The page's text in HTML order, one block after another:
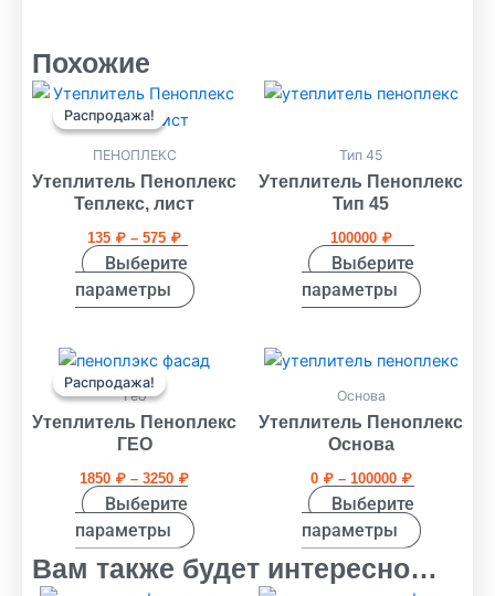
Похожие
Распродажа!
Распродажа!
ПЕНОПЛЕКС
Утеплитель Пеноплекс
Теплекс, лист
135 ₽ – 575 ₽
Диапазон
135 ₽
Выберите
параметры
Этот
товар
имеет
несколько
вариаций.
можно
выбрать
на
товара.
Тип 45
Утеплитель Пеноплекс
Тип 45
100000 ₽
Выберите
параметры
Этот
имеет
несколько
вариаций.
можно
выбрать
на
товара.
Распродажа!
Распродажа!
Гео
Утеплитель Пеноплекс
ГЕО
1850 ₽ – 3250 ₽
Диапазон
цен:
3250 ₽
Выберите
параметры
Этот
товар
имеет
несколько
Опции
можно
выбрать
на
Основа
Утеплитель Пеноплекс
Основа
0 ₽ – 100000 ₽
Диапазон
100000 ₽
Выберите
параметры
Этот
имеет
несколько
Опции
можно
выбрать
на
Вам также будет интересно…